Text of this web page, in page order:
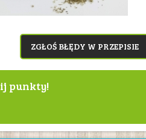
ZGŁOŚ BŁĘDY W PRZEPISIE
punkty!